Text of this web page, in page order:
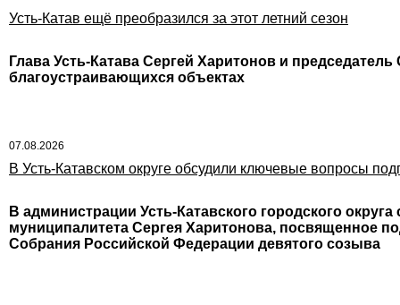
Усть-Катав ещё преобразился за этот летний сезон
Глава Усть-Катава Сергей Харитонов и
благоустраивающихся объектах
07.08.2026
В Усть-Катавском округе обсудили ключевые вопросы
В администрации Усть-Катавского городского
муниципалитета Сергея Харитонова, посвященное
Собрания Российской Федерации девятого созыва